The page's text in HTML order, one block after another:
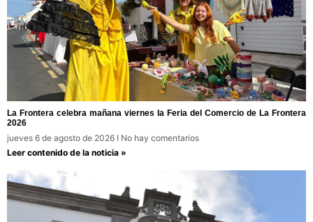
La Frontera celebra mañana viernes la Feria del Comercio de La Frontera
2026
jueves 6 de agosto de 2026
No hay comentarios
Leer contenido de la noticia »